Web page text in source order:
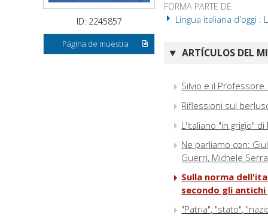
ID: 2245857
Página de muestra
FORMA PARTE DE
Lingua italiana d'oggi :
ARTÍCULOS DEL
Silvio e il
Riflessioni sul
L'italiano "in grigio"
Ne parliamo con:
Guerri, Michele Serra
Sulla norma
secondo gli
"Patria", "stato",